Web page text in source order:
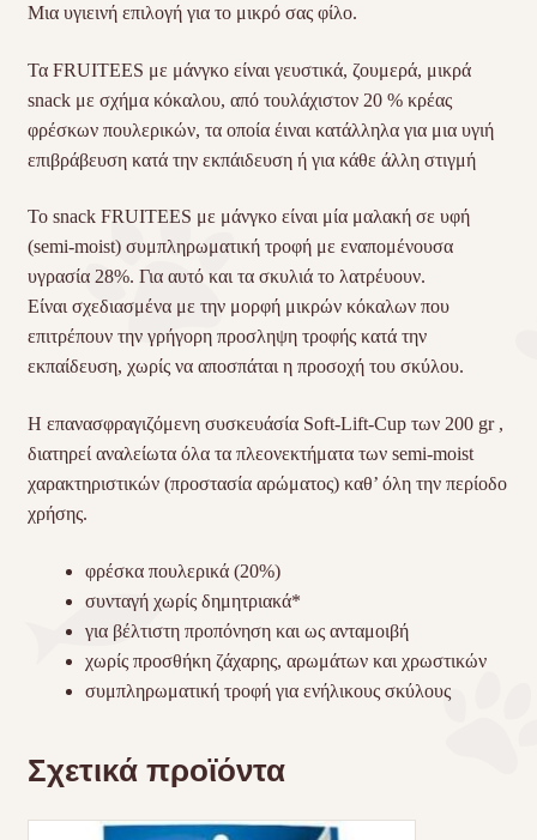
Μια υγιεινή επιλογή για το μικρό σας φίλο.
Τα FRUITEES με μάνγκο είναι γευστικά, ζουμερά, μικρά
snack με σχήμα κόκαλου, από τουλάχιστον 20 % κρέας
φρέσκων πουλερικών, τα οποία έιναι κατάλληλα για μια υγιή
επιβράβευση κατά την εκπάιδευση ή για κάθε άλλη στιγμή
Το snack FRUITEES με μάνγκο είναι μία μαλακή σε υφή
(semi-moist) συμπληρωματική τροφή με εναπομένουσα
υγρασία 28%. Για αυτό και τα σκυλιά το λατρέυουν.
Είναι σχεδιασμένα με την μορφή μικρών κόκαλων που
επιτρέπουν την γρήγορη προσληψη τροφής κατά την
εκπαίδευση, χωρίς να αποσπάται η προσοχή του σκύλου.
Η επανασφραγιζόμενη συσκευάσία Soft-Lift-Cup των 200 gr ,
διατηρεί αναλείωτα όλα τα πλεονεκτήματα των semi-moist
χαρακτηριστικών (προστασία αρώματος) καθ’ όλη την περίοδο
χρήσης.
φρέσκα πουλερικά (20%)
συνταγή χωρίς δημητριακά*
για βέλτιστη προπόνηση και ως ανταμοιβή
χωρίς προσθήκη ζάχαρης, αρωμάτων και χρωστικών
συμπληρωματική τροφή για ενήλικους σκύλους
Σχετικά προϊόντα